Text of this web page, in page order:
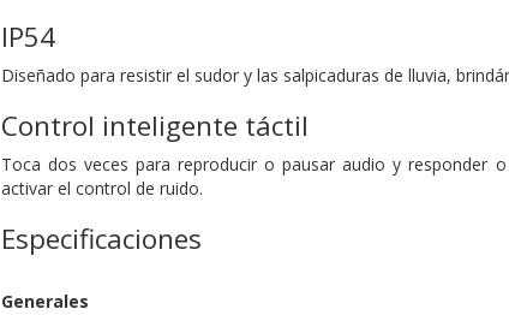
IP54
Diseñado para resistir el sudor y las salpicaduras de lluvia,
Control inteligente táctil
Toca dos veces para reproducir o pausar audio y responder
activar el control de ruido.
Especificaciones
Generales